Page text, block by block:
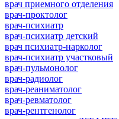
врач приемного отделения
врач-проктолог
врач-психиатр
врач-психиатр детский
врач психиатр-нарколог
врач-психиатр участковый
врач-пульмонолог
врач-радиолог
врач-реаниматолог
врач-ревматолог
врач-рентгенолог